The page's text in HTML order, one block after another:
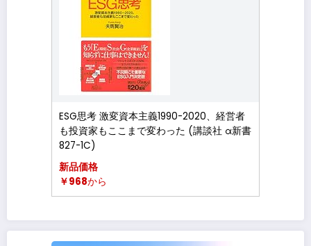
ESG思考 激変資本主義1990-2020、経営者
も投資家もここまで変わった (講談社 α新書
827-1C)
新品価格
￥968から